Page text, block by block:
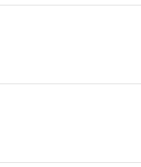
局宝鸡监管
份有限公